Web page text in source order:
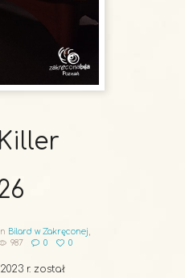
Bilard w Zakręconej
987 0 0
r. został